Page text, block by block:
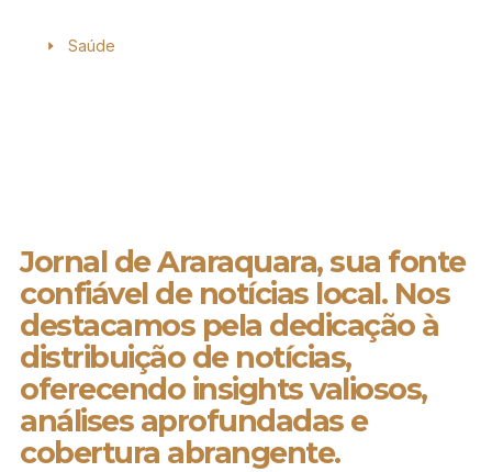
Saúde
Jornal de Araraquara, sua fonte
confiável de notícias local. Nos
destacamos pela dedicação à
distribuição de notícias,
oferecendo insights valiosos,
análises aprofundadas e
cobertura abrangente.